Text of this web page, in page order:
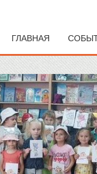
ГЛАВНАЯ